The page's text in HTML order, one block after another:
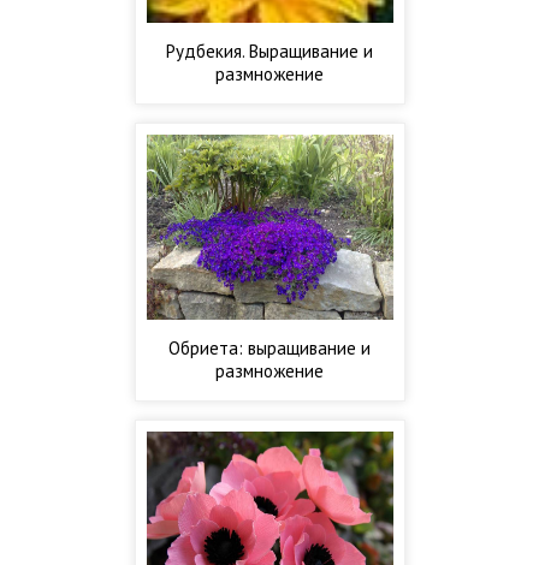
Рудбекия. Выращивание и
размножение
Обриета: выращивание и
размножение